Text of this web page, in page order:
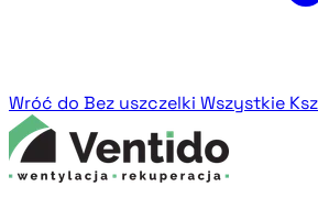
Wróć do Bez uszczelki Wszystkie